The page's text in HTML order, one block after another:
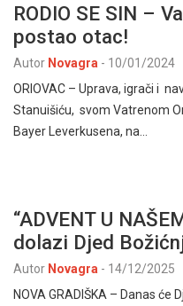
RODIO SE SIN –
postao otac!
Autor Novagra - 10/01/2024
ORIOVAC – Uprava, igrači i
Stanuišiću, svom Vatrenom
Bayer Leverkusena, na…
“ADVENT U
dolazi Djed
Autor Novagra - 14/12/2025
NOVA GRADIŠKA – Danas